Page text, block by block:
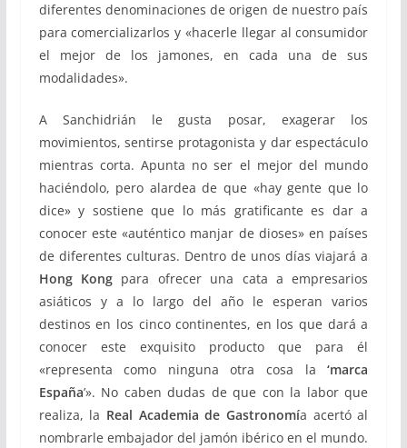
diferentes denominaciones de origen de nuestro país
para comercializarlos y «hacerle llegar al consumidor
el mejor de los jamones, en cada una de sus
modalidades».
A Sanchidrián le gusta posar, exagerar los
movimientos, sentirse protagonista y dar espectáculo
mientras corta. Apunta no ser el mejor del mundo
haciéndolo, pero alardea de que «hay gente que lo
dice» y sostiene que lo más gratificante es dar a
conocer este «auténtico manjar de dioses» en países
de diferentes culturas. Dentro de unos días viajará a
Hong Kong para ofrecer una cata a empresarios
asiáticos y a lo largo del año le esperan varios
destinos en los cinco continentes, en los que dará a
conocer este exquisito producto que para él
«representa como ninguna otra cosa la‘marca
España’». No caben dudas de que con la labor que
realiza, la Real Academia de Gastronomía acertó al
nombrarle embajador del jamón ibérico en el mundo.